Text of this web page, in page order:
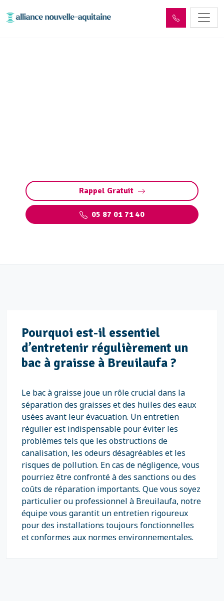
Rappel Gratuit
05 87 01 71 40
Pourquoi est-il essentiel
d’entretenir régulièrement un
bac à graisse à Breuilaufa ?
Le bac à graisse joue un rôle crucial dans la
séparation des graisses et des huiles des eaux
usées avant leur évacuation. Un entretien
régulier est indispensable pour éviter les
problèmes tels que les obstructions de
canalisation, les odeurs désagréables et les
risques de pollution. En cas de négligence, vous
pourriez être confronté à des sanctions ou des
coûts de réparation importants. Que vous soyez
particulier ou professionnel à Breuilaufa, notre
équipe vous garantit un entretien rigoureux
pour des installations toujours fonctionnelles
et conformes aux normes environnementales.